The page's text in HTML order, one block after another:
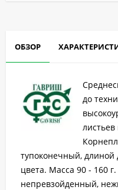
ОБЗОР
до
тупоконечный, длиной
цвета. Масса 90 - 160
непревзойденный,